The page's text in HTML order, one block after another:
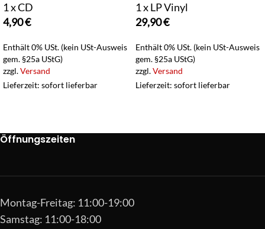
1 x CD
4,90€
Enthält 0% USt. (kein USt-Ausweis
gem. §25a UStG)
zzgl.Versand
Lieferzeit: sofort lieferbar
1 x LP Vinyl
29,90€
Enthält 0% USt. (kein USt-Ausweis
gem. §25a UStG)
zzgl.Versand
Lieferzeit: sofort lieferbar
Öffnungszeiten
Montag-Freitag: 11:00-19:00
Samstag: 11:00-18:00